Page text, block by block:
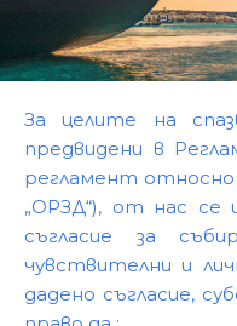
За целите на
предвидени в
регламент
„ОРЗД“), от нас се
съгласие за
чувствителни и
дадено съгласие,